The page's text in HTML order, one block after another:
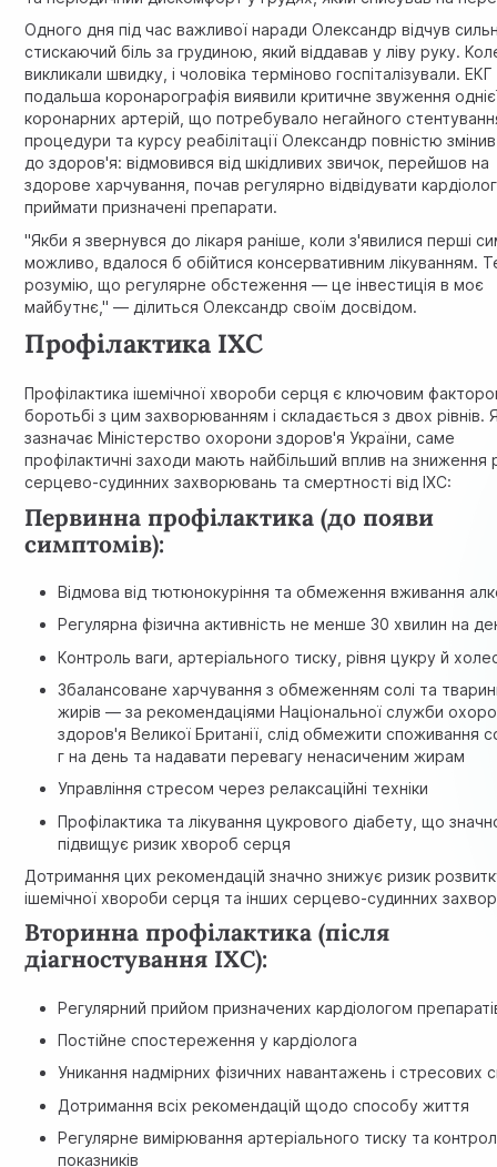
Одного дня під час важливої наради Олександр відчув
стискаючий біль за грудиною, який віддавав у ліву руку.
викликали швидку, і чоловіка терміново госпіталізували.
подальша коронарографія виявили критичне звуження
коронарних артерій, що потребувало негайного
процедури та курсу реабілітації Олександр повністю змінив
до здоров'я: відмовився від шкідливих звичок, перейшов на
здорове харчування, почав регулярно відвідувати
приймати призначені препарати.
"Якби я звернувся до лікаря раніше, коли з'явилися перші
можливо, вдалося б обійтися консервативним лікуванням.
розумію, що регулярне обстеження — це інвестиція в моє
майбутнє," — ділиться Олександр своїм досвідом.
Профілактика ІХС
Профілактика ішемічної хвороби серця є ключовим
боротьбі з цим захворюванням і складається з двох рівнів.
зазначаєМіністерство охорони здоров'я України , саме
профілактичні заходи мають найбільший вплив на зниження
серцево-судинних захворювань та смертності від ІХС:
Первинна профілактика (до появи
симптомів):
Відмова від тютюнокуріння та обмеження вживання
Регулярна фізична активність не менше 30 хвилин на
Контроль ваги, артеріального тиску, рівня цукру й
Збалансоване харчування з обмеженням солі та
жирів — за рекомендаціямиНаціональної служби
здоров'я Великої Британії , слід обмежити споживання
г на день та надавати перевагу ненасиченим жирам
Управління стресом через релаксаційні техніки
Профілактика та лікування цукрового діабету, що
підвищує ризик хвороб серця
Дотримання цих рекомендацій значно знижує ризик
ішемічної хвороби серця та інших серцево-судинних
Вторинна профілактика (після
діагностування ІХС):
Регулярний прийом призначених кардіологом
Постійне спостереження у кардіолога
Уникання надмірних фізичних навантажень і стресових
Дотримання всіх рекомендацій щодо способу життя
Регулярне вимірювання артеріального тиску та
показників